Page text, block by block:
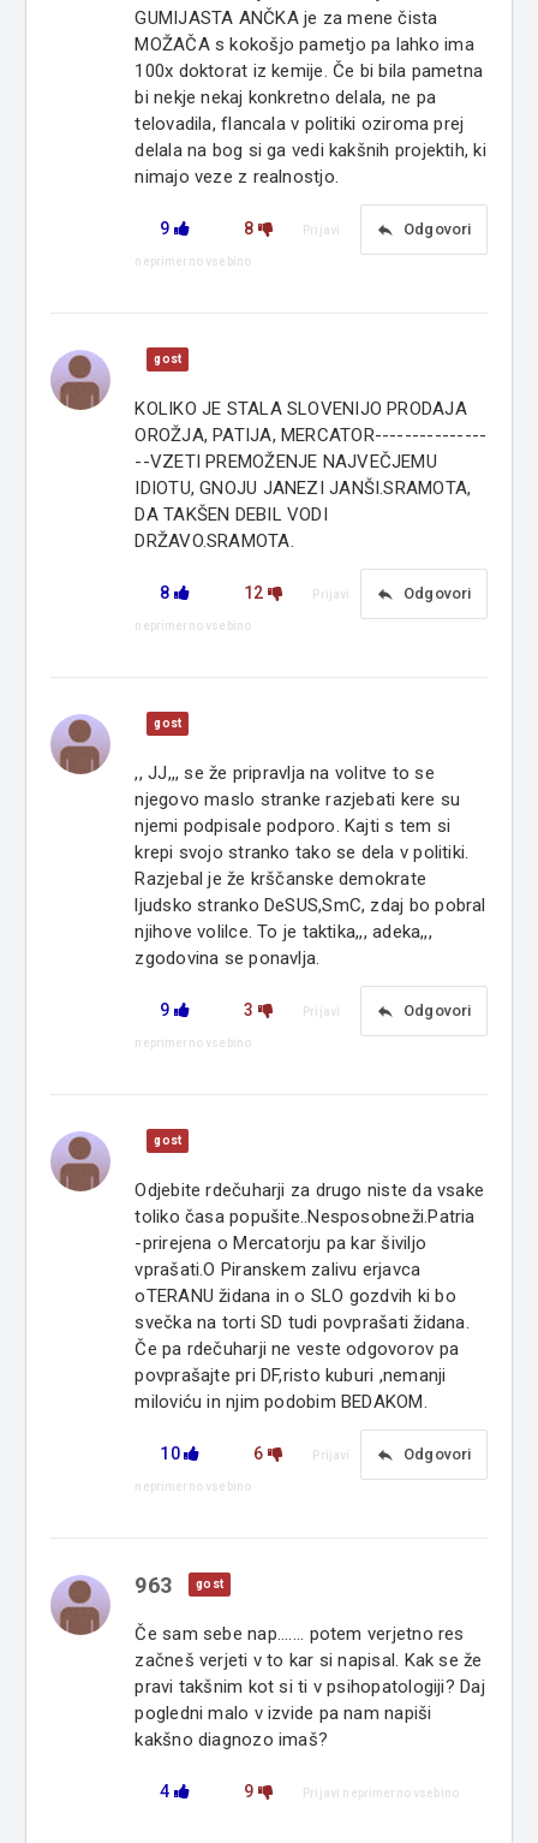
GUMIJASTA ANČKA je za mene čista
MOŽAČA s kokošjo pametjo pa lahko ima
100x doktorat iz kemije. Če bi bila pametna
bi nekje nekaj konkretno delala, ne pa
telovadila, flancala v politiki oziroma prej
delala na bog si ga vedi kakšnih projektih, ki
nimajo veze z realnostjo.
9 8 reply Odgovori
Prijavi
neprimerno vsebino
gost
KOLIKO JE STALA SLOVENIJO PRODAJA
OROŽJA, PATIJA, MERCATOR---------------
--VZETI PREMOŽENJE NAJVEČJEMU
IDIOTU, GNOJU JANEZI JANŠI.SRAMOTA,
DA TAKŠEN DEBIL VODI
DRŽAVO.SRAMOTA.
8 12 reply Odgovori
Prijavi
neprimerno vsebino
gost
,, JJ,,, se že pripravlja na volitve to se
njegovo maslo stranke razjebati kere su
njemi podpisale podporo. Kajti s tem si
krepi svojo stranko tako se dela v politiki.
Razjebal je že krščanske demokrate
ljudsko stranko DeSUS,SmC, zdaj bo pobral
njihove volilce. To je taktika,,, adeka,,,
zgodovina se ponavlja.
9 3 reply Odgovori
Prijavi
neprimerno vsebino
gost
Odjebite rdečuharji za drugo niste da vsake
toliko časa popušite..Nesposobneži.Patria
-prirejena o Mercatorju pa kar šiviljo
vprašati.O Piranskem zalivu erjavca
oTERANU židana in o SLO gozdvih ki bo
svečka na torti SD tudi povprašati židana.
Če pa rdečuharji ne veste odgovorov pa
povprašajte pri DF,risto kuburi ,nemanji
miloviću in njim podobim BEDAKOM.
10 6 reply Odgovori
Prijavi
neprimerno vsebino
963 gost
Če sam sebe nap....... potem verjetno res
začneš verjeti v to kar si napisal. Kak se že
pravi takšnim kot si ti v psihopatologiji? Daj
pogledni malo v izvide pa nam napiši
kakšno diagnozo imaš?
4 9 Prijavi neprimerno vsebino